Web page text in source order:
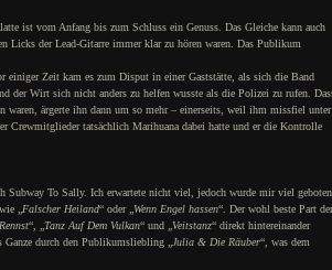
ist vom Anfang bis zum Schluss ein Genuss. Das Gleiche kann auch
Licks der Lead-Gitarre immer klar zu hören waren. Das Publikum
einiger Zeit kam es zum Disput in einer Gaststätte, als sich die Band
der Wirt sich nicht anders zu helfen wusste als die Polizei zu rufen.
ärgerte ihn dann um so mehr – einerseits, weil ihm missfiel unter
Crewmitglieder tatsächlich Marihuana dabei hatte und er die Kontrolle
Subway To Sally. Ich erwartete nicht viel, jedoch wurde mir viel geboten.
„ Falscher Heiland“ oder „ Wenn Engel hassen“. Der wohl beste Part der
“, „ Tanz Auf Dem Vulkan“ und „ Veitstanz“ direkt hintereinander
durch den Publikumsliebling „
Julia & Die Räuber“, was dem